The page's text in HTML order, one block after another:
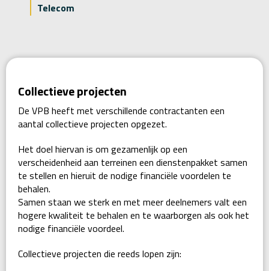
Telecom
Collectieve projecten
De VPB heeft met verschillende contractanten een
aantal collectieve projecten opgezet.
Het doel hiervan is om gezamenlijk op een
verscheidenheid aan terreinen een dienstenpakket samen
te stellen en hieruit de nodige financiële voordelen te
behalen.
Samen staan we sterk en met meer deelnemers valt een
hogere kwaliteit te behalen en te waarborgen als ook het
nodige financiële voordeel.
Collectieve projecten die reeds lopen zijn: